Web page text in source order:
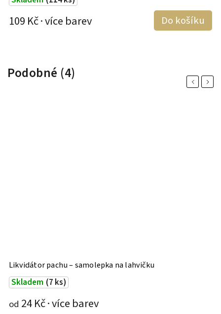
109 Kč Do košíku
Podobné (4) Previous
Likvidátor pachu – samolepka na lahvičku
Skladem (7 ks)
od 24 Kč
Next